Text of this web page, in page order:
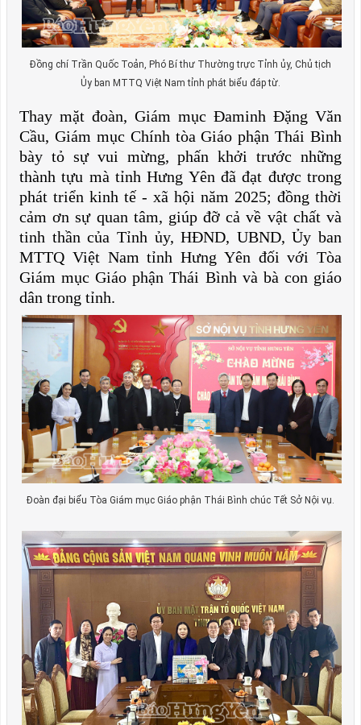
Đồng chí Trần Quốc Toản, Phó Bí thư Thường trực Tỉnh ủy, Chủ tịch
Ủy ban MTTQ Việt Nam tỉnh phát biểu đáp từ.
Thay mặt đoàn, Giám mục Đaminh Đặng Văn
Cầu, Giám mục Chính tòa Giáo phận Thái Bình
bày tỏ sự vui mừng, phấn khởi trước những
thành tựu mà tỉnh Hưng Yên đã đạt được trong
phát triển kinh tế - xã hội năm 2025; đồng thời
cảm ơn sự quan tâm, giúp đỡ cả về vật chất và
tinh thần của Tỉnh ủy, HĐND, UBND, Ủy ban
MTTQ Việt Nam tỉnh Hưng Yên đối với Tòa
Giám mục Giáo phận Thái Bình và bà con giáo
dân trong tỉnh.
Đoàn đại biểu Tòa Giám mục Giáo phận Thái Bình chúc Tết Sở Nội vụ.